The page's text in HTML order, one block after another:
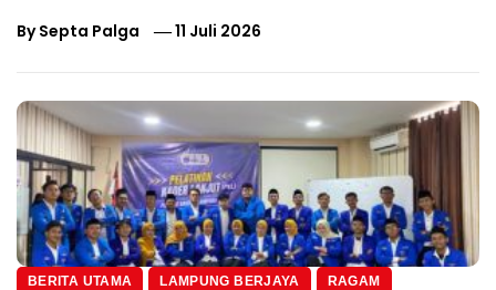
BySepta Palga 11 Juli 2026
BERITA UTAMA LAMPUNG BERJAYA RAGAM